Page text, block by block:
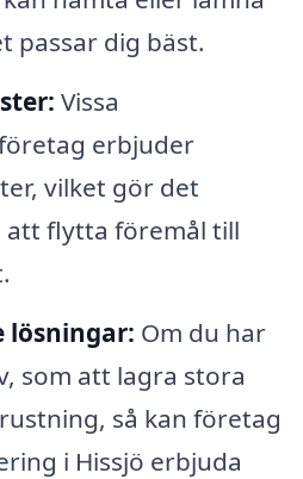
passar dig bäst.
Vissa
erbjuder
vilket gör det
att flytta föremål till
lösningar: Om du har
som att lagra stora
så kan företag
i Hissjö erbjuda